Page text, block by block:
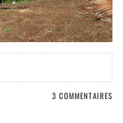
3 COMMENTAIRES